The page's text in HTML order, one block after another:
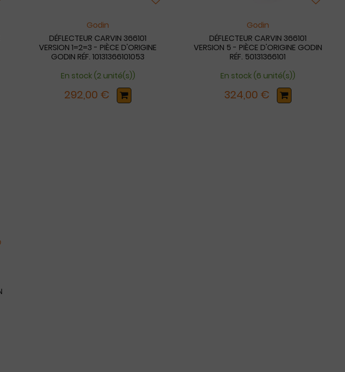
Godin
DÉFLECTEUR CARVIN 366101
VERSION 1=2=3 - PIÈCE D'ORIGINE
GODIN RÉF. 10131366101053
En stock (2 unité(s))
292,00 €
Godin
DÉFLECTEUR CARVIN 366101
VERSION 5 - PIÈCE D'ORIGINE GODIN
RÉF. 50131366101
En stock (6 unité(s))
324,00 €